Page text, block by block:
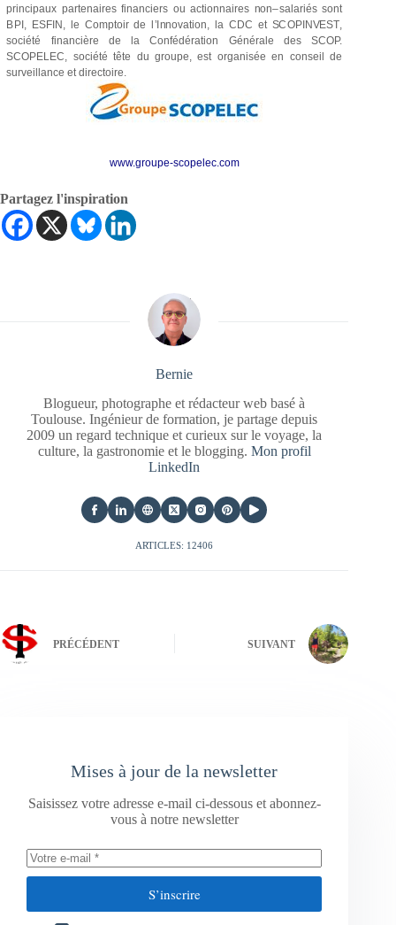
principaux partenaires financiers ou actionnaires non–salariéssont
BPI , ESFIN le Comptoir del’Innovation laCDC et SCOPINVEST
société financière de la Confédération Générale des SCOP.
SCOPELEC, société tête du groupe, est organisée en conseil de
surveillance et directoire.
www.groupe-scopelec.com
Partagez l'inspiration
Bernie
Blogueur, photographe et rédacteur web basé à
Toulouse. Ingénieur de formation, je partage depuis
2009 un regard technique et curieux sur le voyage, la
culture, la gastronomie et le blogging. Mon profil
LinkedIn
ARTICLES: 12406
PRÉCÉDENT SUIVANT
Mises à jour de la newsletter
Saisissez votre adresse e-mail ci-dessous et abonnez-
vous à notre newsletter
S’inscrire